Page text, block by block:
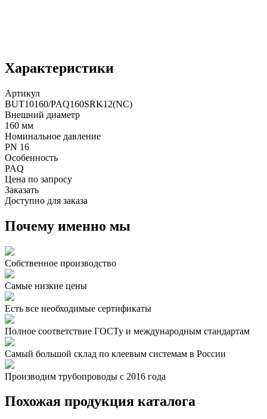
Характеристики
Артикул
BUT10160/PAQ160SRK12(NC)
Внешний диаметр
160 мм
Номинальное давление
PN 16
Особенность
PAQ
Цена по запросу
Заказать
Доступно для заказа
Почему именно мы
Собственное производство
Самые низкие цены
Есть все необходимые сертификаты
Полное соответствие ГОСТу и международным стандартам
Самый большой склад по клеевым системам в России
Производим трубопроводы с 2016 года
Похожая продукция каталога